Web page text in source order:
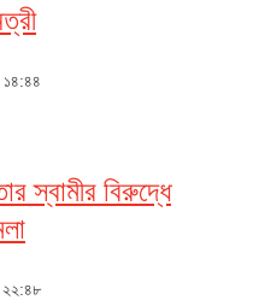
স্বামীর বিরুদ্ধে
২২:৪৮